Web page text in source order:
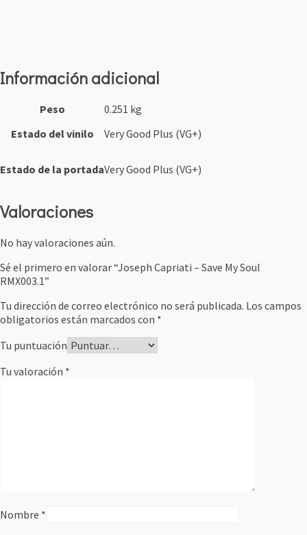
Información adicional
Peso
0.251 kg
Estado del vinilo
Very Good Plus (VG+)
Estado de la portadaVery Good Plus (VG+)
Valoraciones
No hay valoraciones aún.
Sé el primero en valorar “Joseph Capriati ‎– Save My Soul
RMX003.1”
Tu dirección de correo electrónico no será publicada. Los campos
obligatorios están marcados con *
Tu puntuación
Tu valoración *
Nombre *